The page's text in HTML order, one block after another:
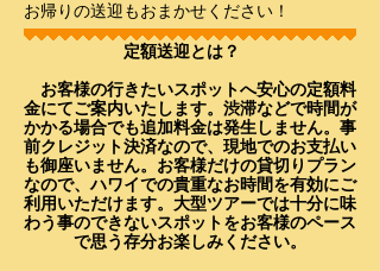
お帰りの送迎もおまかせください！
定額送迎とは？
お客様の行きたいスポットへ安心の定額料
金にてご案内いたします。渋滞などで時間が
かかる場合でも追加料金は発生しません。事
前クレジット決済なので、現地でのお支払い
も御座いません。お客様だけの貸切りプラン
なので、ハワイでの貴重なお時間を有効にご
利用いただけます。大型ツアーでは十分に味
わう事のできないスポットをお客様のペース
で思う存分お楽しみください。